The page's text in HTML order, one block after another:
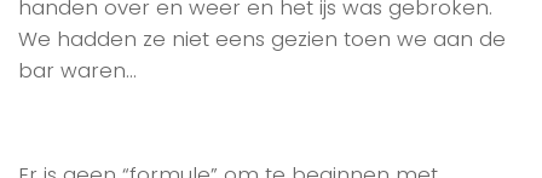
handen over en weer en het ijs was gebroken.
We hadden ze niet eens gezien toen we aan de
bar waren…